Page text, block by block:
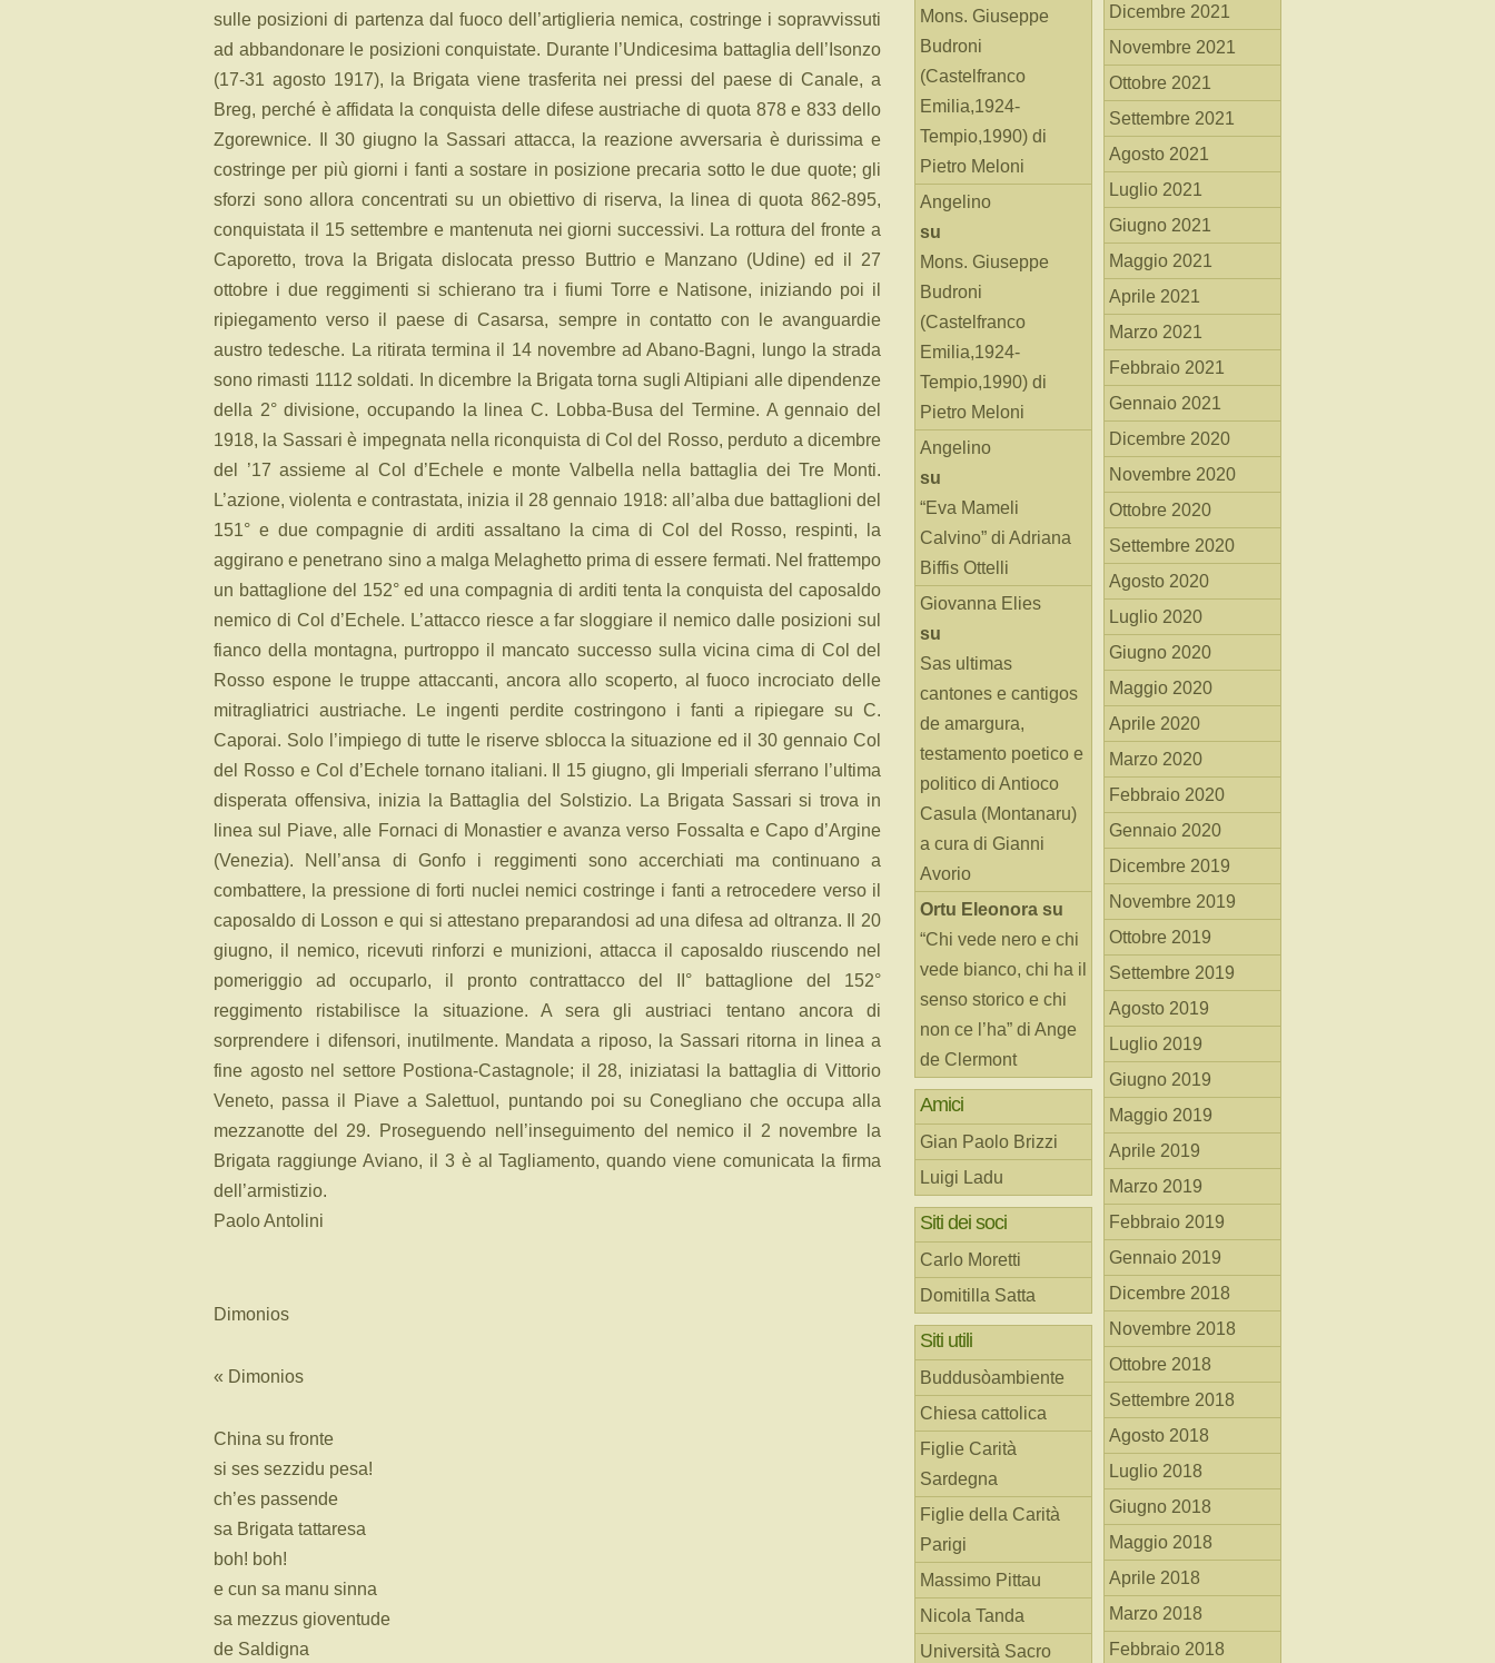
sulle posizioni di partenza dal fuoco dell’artiglieria nemica, costringe i sopravvissuti
ad abbandonare le posizioni conquistate. Durante l’Undicesima battaglia dell’Isonzo
(17-31 agosto 1917), la Brigata viene trasferita nei pressi del paese di Canale, a
Breg, perché è affidata la conquista delle difese austriache di quota 878 e 833 dello
Zgorewnice. Il 30 giugno la Sassari attacca, la reazione avversaria è durissima e
costringe per più giorni i fanti a sostare in posizione precaria sotto le due quote; gli
sforzi sono allora concentrati su un obiettivo di riserva, la linea di quota 862-895,
conquistata il 15 settembre e mantenuta nei giorni successivi. La rottura del fronte a
Caporetto, trova la Brigata dislocata presso Buttrio e Manzano (Udine) ed il 27
ottobre i due reggimenti si schierano tra i fiumi Torre e Natisone, iniziando poi il
ripiegamento verso il paese di Casarsa, sempre in contatto con le avanguardie
austro tedesche. La ritirata termina il 14 novembre ad Abano-Bagni, lungo la strada
sono rimasti 1112 soldati. In dicembre la Brigata torna sugli Altipiani alle dipendenze
della 2° divisione, occupando la linea C. Lobba-Busa del Termine. A gennaio del
1918, la Sassari è impegnata nella riconquista di Col del Rosso, perduto a dicembre
del ’17 assieme al Col d’Echele e monte Valbella nella battaglia dei Tre Monti.
L’azione, violenta e contrastata, inizia il 28 gennaio 1918: all’alba due battaglioni del
151° e due compagnie di arditi assaltano la cima di Col del Rosso, respinti, la
aggirano e penetrano sino a malga Melaghetto prima di essere fermati. Nel frattempo
un battaglione del 152° ed una compagnia di arditi tenta la conquista del caposaldo
nemico di Col d’Echele. L’attacco riesce a far sloggiare il nemico dalle posizioni sul
fianco della montagna, purtroppo il mancato successo sulla vicina cima di Col del
Rosso espone le truppe attaccanti, ancora allo scoperto, al fuoco incrociato delle
mitragliatrici austriache. Le ingenti perdite costringono i fanti a ripiegare su C.
Caporai. Solo l’impiego di tutte le riserve sblocca la situazione ed il 30 gennaio Col
del Rosso e Col d’Echele tornano italiani. Il 15 giugno, gli Imperiali sferrano l’ultima
disperata offensiva, inizia la Battaglia del Solstizio. La Brigata Sassari si trova in
linea sul Piave, alle Fornaci di Monastier e avanza verso Fossalta e Capo d’Argine
(Venezia). Nell’ansa di Gonfo i reggimenti sono accerchiati ma continuano a
combattere, la pressione di forti nuclei nemici costringe i fanti a retrocedere verso il
caposaldo di Losson e qui si attestano preparandosi ad una difesa ad oltranza. Il 20
giugno, il nemico, ricevuti rinforzi e munizioni, attacca il caposaldo riuscendo nel
pomeriggio ad occuparlo, il pronto contrattacco del II° battaglione del 152°
reggimento ristabilisce la situazione. A sera gli austriaci tentano ancora di
sorprendere i difensori, inutilmente. Mandata a riposo, la Sassari ritorna in linea a
fine agosto nel settore Postiona-Castagnole; il 28, iniziatasi la battaglia di Vittorio
Veneto, passa il Piave a Salettuol, puntando poi su Conegliano che occupa alla
mezzanotte del 29. Proseguendo nell’inseguimento del nemico il 2 novembre la
Brigata raggiunge Aviano, il 3 è al Tagliamento, quando viene comunicata la firma
dell’armistizio.
Paolo Antolini
Dimonios
« Dimonios
China su fronte
si ses sezzidu pesa!
ch’es passende
sa Brigata tattaresa
boh! boh!
e cun sa manu sinna
sa mezzus gioventude
de Saldigna
Mons. Giuseppe
Budroni
(Castelfranco
Emilia,1924-
Tempio,1990) di
Pietro Meloni
Angelino
su
Mons. Giuseppe
Budroni
(Castelfranco
Emilia,1924-
Tempio,1990) di
Pietro Meloni
Angelino
su
“Eva Mameli
Calvino” di Adriana
Biffis Ottelli
Giovanna Elies
su
Sas ultimas
cantones e cantigos
de amargura,
testamento poetico e
politico di Antioco
Casula (Montanaru)
a cura di Gianni
Avorio
Ortu Eleonora su
“Chi vede nero e chi
vede bianco, chi ha il
senso storico e chi
non ce l’ha” di Ange
de Clermont
Amici
Gian Paolo Brizzi
Luigi Ladu
Siti dei soci
Carlo Moretti
Domitilla Satta
Siti utili
Buddusòambiente
Chiesa cattolica
Figlie Carità
Sardegna
Figlie della Carità
Parigi
Massimo Pittau
Nicola Tanda
Università Sacro
Dicembre 2021
Novembre 2021
Ottobre 2021
Settembre 2021
Agosto 2021
Luglio 2021
Giugno 2021
Maggio 2021
Aprile 2021
Marzo 2021
Febbraio 2021
Gennaio 2021
Dicembre 2020
Novembre 2020
Ottobre 2020
Settembre 2020
Agosto 2020
Luglio 2020
Giugno 2020
Maggio 2020
Aprile 2020
Marzo 2020
Febbraio 2020
Gennaio 2020
Dicembre 2019
Novembre 2019
Ottobre 2019
Settembre 2019
Agosto 2019
Luglio 2019
Giugno 2019
Maggio 2019
Aprile 2019
Marzo 2019
Febbraio 2019
Gennaio 2019
Dicembre 2018
Novembre 2018
Ottobre 2018
Settembre 2018
Agosto 2018
Luglio 2018
Giugno 2018
Maggio 2018
Aprile 2018
Marzo 2018
Febbraio 2018